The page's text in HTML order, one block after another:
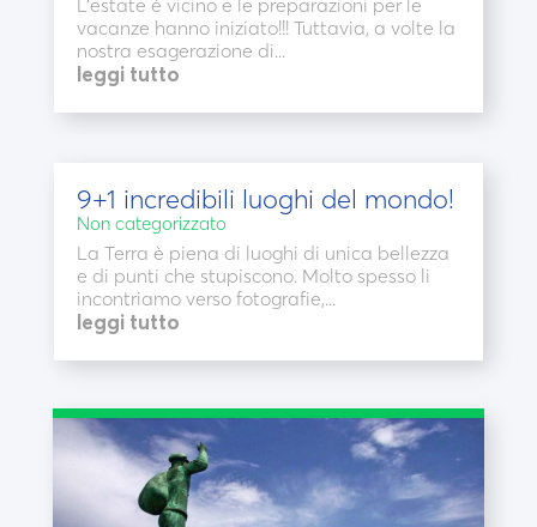
L’estate è vicino e le preparazioni per le
vacanze hanno iniziato!!! Tuttavia, a volte la
nostra esagerazione di...
leggi tutto
9+1 incredibili luoghi del mondo!
Non categorizzato
La Terra è piena di luoghi di unica bellezza
e di punti che stupiscono. Molto spesso li
incontriamo verso fotografie,...
leggi tutto